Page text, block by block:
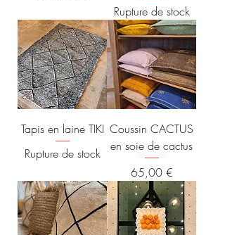
Rupture de stock
Tapis en laine TIKI
Rupture de stock
Coussin CACTUS
en soie de cactus
Prix
65,00 €